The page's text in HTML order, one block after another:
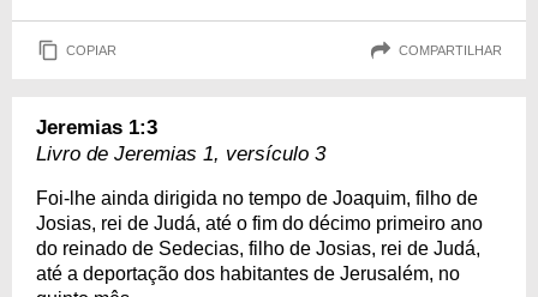
COPIAR COMPARTILHAR
Jeremias 1:3
Livro de Jeremias 1, versículo 3
Foi-lhe ainda dirigida no tempo de Joaquim, filho de
Josias, rei de Judá, até o fim do décimo primeiro ano
do reinado de Sedecias, filho de Josias, rei de Judá,
até a deportação dos habitantes de Jerusalém, no